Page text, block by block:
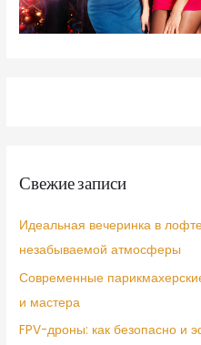
Свежие записи
Идеальная вечеринка в
незабываемой атмосферы
Современные
и мастера
FPV-дроны: как безопасно и